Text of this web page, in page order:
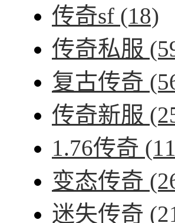
传奇sf (18)
传奇私服
复古传奇
传奇新服
1.76传奇
变态传奇
迷失传奇